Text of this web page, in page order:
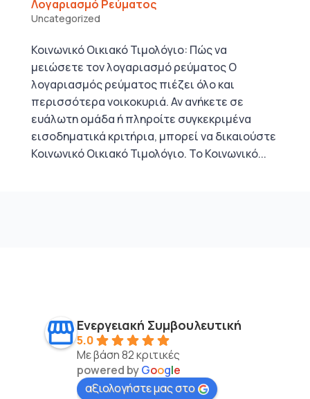
Λογαριασμό Ρεύματος
Uncategorized
Κοινωνικό Οικιακό Τιμολόγιο: Πώς να
μειώσετε τον λογαριασμό ρεύματος Ο
λογαριασμός ρεύματος πιέζει όλο και
περισσότερα νοικοκυριά. Αν ανήκετε σε
ευάλωτη ομάδα ή πληροίτε συγκεκριμένα
εισοδηματικά κριτήρια, μπορεί να δικαιούστε
Κοινωνικό Οικιακό Τιμολόγιο. Το Κοινωνικό...
Ενεργειακή Συμβουλευτική
5.0
Με βάση 82 κριτικές
powered byGoogle
αξιολογήστε μας στο